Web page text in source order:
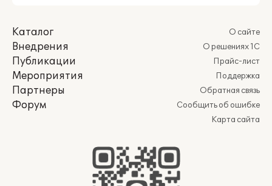
Каталог
Внедрения
Публикации
Мероприятия
Партнеры
Форум
О сайте
О решениях 1С
Прайс-лист
Поддержка
Обратная связь
Сообщить об ошибке
Карта сайта